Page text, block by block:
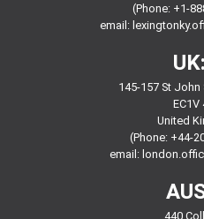
(Phone: +1-
email:
UK:
145-157 St
EC1V
United
(Phone: +44-
email:
440